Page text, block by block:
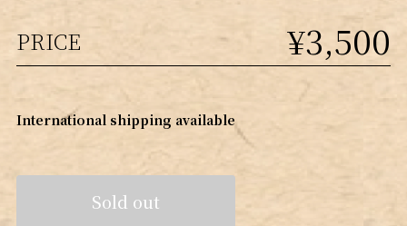
PRICE ¥3,500
International shipping available
Sold out